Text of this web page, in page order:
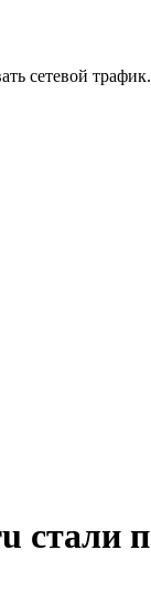
сетевой трафик.
стали